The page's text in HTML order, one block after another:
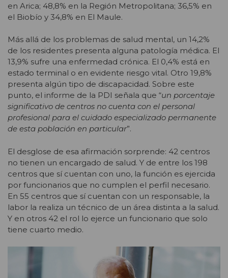
en Arica; 48,8% en la Región Metropolitana; 36,5% en
el Biobío y 34,8% en El Maule.
Más allá de los problemas de salud mental, un 14,2%
de los residentes presenta alguna patología médica. El
13,9% sufre una enfermedad crónica. El 0,4% está en
estado terminal o en evidente riesgo vital. Otro 19,8%
presenta algún tipo de discapacidad. Sobre este
punto, el informe de la PDI señala que “un porcentaje
significativo de centros no cuenta con el personal
profesional para el cuidado especializado permanente
de esta población en particular”.
El desglose de esa afirmación sorprende: 42 centros
no tienen un encargado de salud. Y de entre los 198
centros que sí cuentan con uno, la función es ejercida
por funcionarios que no cumplen el perfil necesario.
En 55 centros que sí cuentan con un responsable, la
labor la realiza un técnico de un área distinta a la salud.
Y en otros 42 el rol lo ejerce un funcionario que solo
tiene cuarto medio.